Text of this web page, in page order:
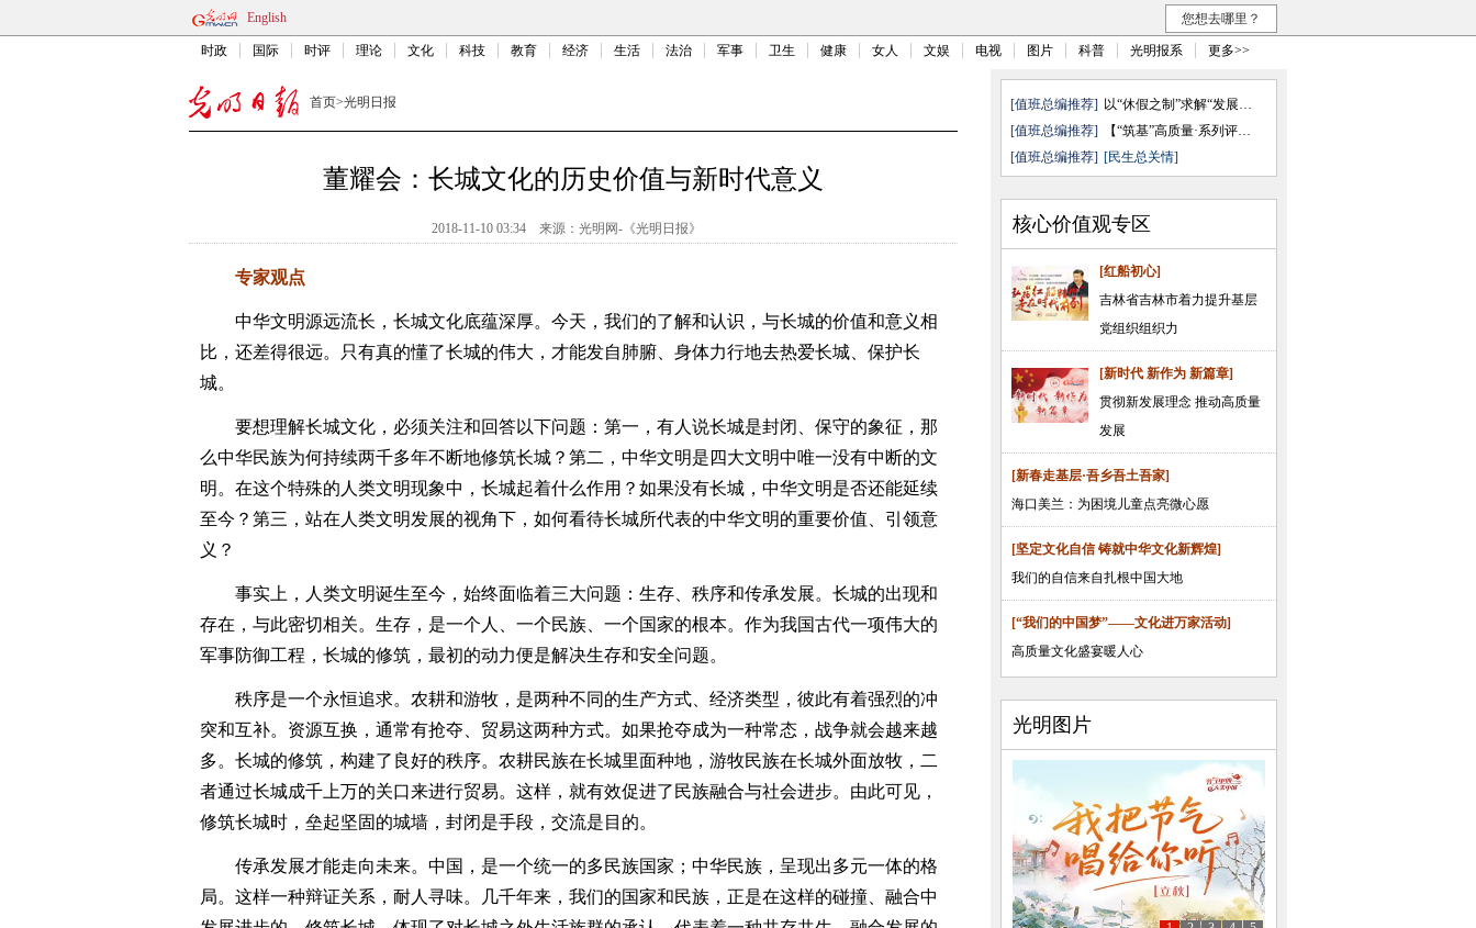
English 您想去哪里？
时政 国际 时评 理论 文化 科技 教育 经济 生活 法治 军事 卫生 健康 女人 文娱 电视 图片 科普 光明报系 更多>>
首页>光明日报
董耀会：长城文化的历史价值与新时代意义
2018-11-10 03:34 来源： 光明网-《光明日报》
专家观点
中华文明源远流长，长城文化底蕴深厚。今天，我们的了解和认识，与长城的价值和意义相
比，还差得很远。只有真的懂了长城的伟大，才能发自肺腑、身体力行地去热爱长城、保护长
城。
要想理解长城文化，必须关注和回答以下问题：第一，有人说长城是封闭、保守的象征，那
么中华民族为何持续两千多年不断地修筑长城？第二，中华文明是四大文明中唯一没有中断的文
明。在这个特殊的人类文明现象中，长城起着什么作用？如果没有长城，中华文明是否还能延续
至今？第三，站在人类文明发展的视角下，如何看待长城所代表的中华文明的重要价值、引领意
义？
事实上，人类文明诞生至今，始终面临着三大问题：生存、秩序和传承发展。长城的出现和
存在，与此密切相关。生存，是一个人、一个民族、一个国家的根本。作为我国古代一项伟大的
军事防御工程，长城的修筑，最初的动力便是解决生存和安全问题。
秩序是一个永恒追求。农耕和游牧，是两种不同的生产方式、经济类型，彼此有着强烈的冲
突和互补。资源互换，通常有抢夺、贸易这两种方式。如果抢夺成为一种常态，战争就会越来越
多。长城的修筑，构建了良好的秩序。农耕民族在长城里面种地，游牧民族在长城外面放牧，二
者通过长城成千上万的关口来进行贸易。这样，就有效促进了民族融合与社会进步。由此可见，
修筑长城时，垒起坚固的城墙，封闭是手段，交流是目的。
传承发展才能走向未来。中国，是一个统一的多民族国家；中华民族，呈现出多元一体的格
局。这样一种辩证关系，耐人寻味。几千年来，我们的国家和民族，正是在这样的碰撞、融合中
[值班总编推荐]
以“休假之制”求解“发展之需”
[值班总编推荐]
【“筑基”高质量·系列评论之五 ...
[值班总编推荐] [民生总关情]
核心价值观专区
[红船初心]
吉林省吉林市着力提升基层
党组织组织力
[新时代 新作为 新篇章]
贯彻新发展理念 推动高质量
发展
[新春走基层·吾乡吾土吾家]
海口美兰：为困境儿童点亮微心愿
[坚定文化自信 铸就中华文化新辉煌]
我们的自信来自扎根中国大地
[“我们的中国梦”——文化进万家活动]
高质量文化盛宴暖人心
光明图片